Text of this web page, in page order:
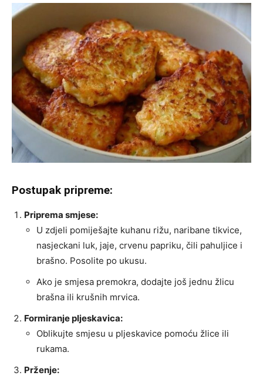
Postupak pripreme:
Priprema smjese:
U zdjeli pomiješajte kuhanu rižu, naribane tikvice,
nasjeckani luk, jaje, crvenu papriku, čili pahuljice i
brašno. Posolite po ukusu.
Ako je smjesa premokra, dodajte još jednu žlicu
brašna ili krušnih mrvica.
Formiranje pljeskavica:
Oblikujte smjesu u pljeskavice pomoću žlice ili
rukama.
Prženje: